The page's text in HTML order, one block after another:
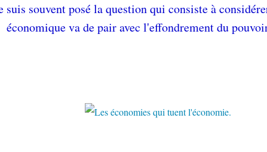
suis souvent posé la question qui consiste à
économique va de pair avec l'effondrement du